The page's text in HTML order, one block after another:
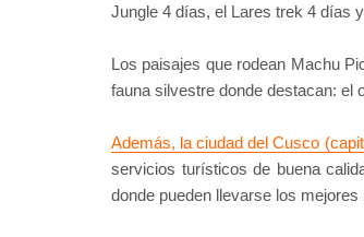
Jungle 4 días, el Lares trek 4 días
Los paisajes que rodean Machu
fauna silvestre donde destacan: el
Además, la ciudad del Cusco
servicios turísticos de buena
donde pueden llevarse los mejores